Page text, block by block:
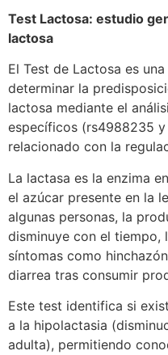
Test Lactosa: estudio
lactosa
El Test de Lactosa es
determinar la
lactosa mediante el
específicos (rs4988235
relacionado con la
La lactasa es la enzima
el azúcar presente en la
algunas personas, la
disminuye con el tiempo,
síntomas como
diarrea tras consumir
Este test identifica si
a la hipolactasia
adulta), permitiendo